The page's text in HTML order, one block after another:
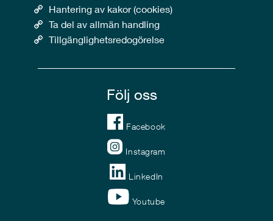
Hantering av kakor (cookies)
Ta del av allmän handling
Tillgänglighetsredogörelse
Följ oss
Facebook
Instagram
LinkedIn
Youtube